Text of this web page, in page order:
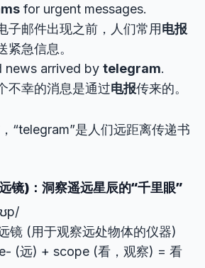
for urgent messages.
子邮件出现之前，人们常用电报
紧急信息。
news arrived by telegram.
不幸的消息是通过电报传来的。
“telegram”是人们远距离传递书
)：洞察遥远星辰的“千里眼”
镜 (用于观察远处物体的仪器)
(远) + scope (看，观察) = 看